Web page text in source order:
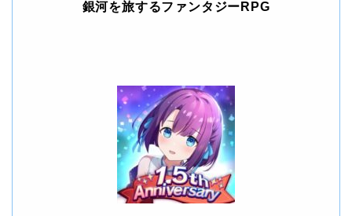
銀河を旅するファンタジーRPG